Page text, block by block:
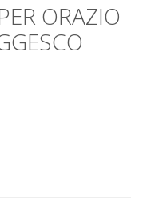
ORAZIO